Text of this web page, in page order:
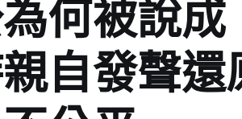
何被說成
自發聲還